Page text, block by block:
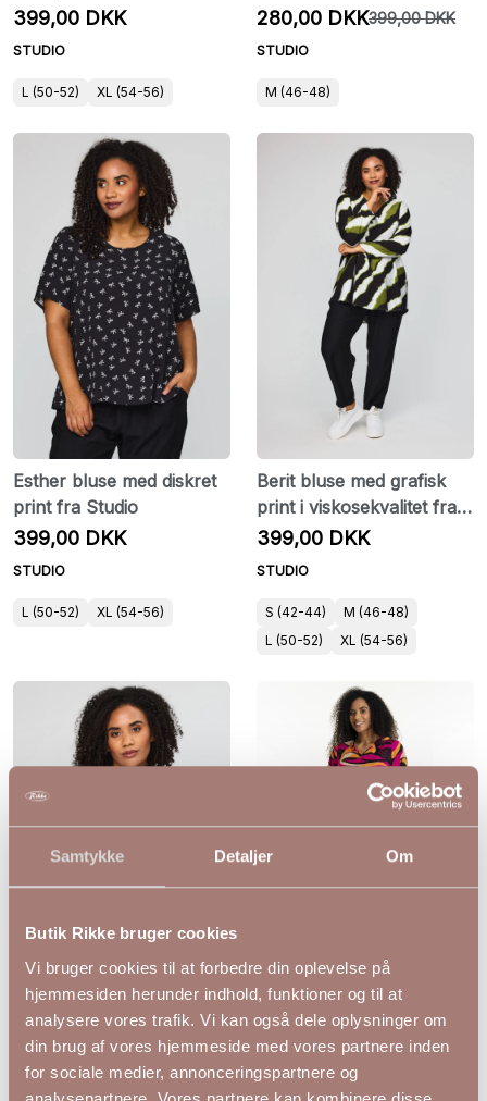
Samtykke Detaljer Om
Butik Rikke bruger cookies
Vi bruger cookies til at forbedre din oplevelse på
hjemmesiden herunder indhold, funktioner og til at
analysere vores trafik. Vi kan også dele oplysninger om
din brug af vores hjemmeside med vores partnere inden
for sociale medier, annonceringspartnere og
399,00 DKK
STUDIO
L (50-52) XL (54-56)
Viskose
280,00 DKK399,00 DKK
STUDIO
M (46-48)
Esther bluse med diskret
print fra Studio
399,00 DKK
STUDIO
L (50-52) XL (54-56)
Berit bluse med grafisk
print i viskosekvalitet fra
Studio
399,00 DKK
STUDIO
S (42-44)
M (46-48)
L (50-52)
XL (54-56)
★★★★★
Studio Dasie bluse med
levende print i
viskosekvalitet
Farverig Emmy bluse fra
Studio – Let og elegant i
viskose
499,00 DKK